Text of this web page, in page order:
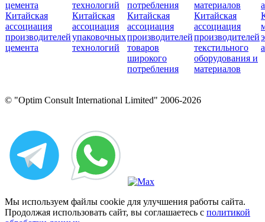
Китайская
ассоциация
производителей
цемента
Китайская
ассоциация
упаковочных
технологий
Китайская
ассоциация
производителей
товаров
широкого
потребления
Китайская
ассоциация
производителей
текстильного
оборудования и
материалов
© "Optim Consult International Limited" 2006-2026
Мы используем файлы cookie для улучшения работы сайта.
Продолжая использовать сайт, вы соглашаетесь с политикой